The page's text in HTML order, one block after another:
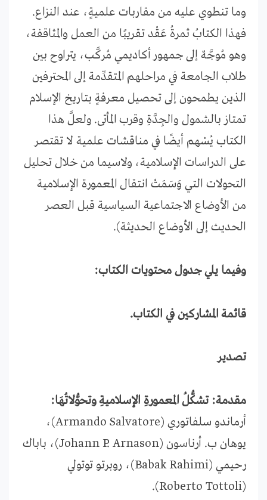
وما تنطوي عليه من مقاربات علميةٍ، عند النزاع.
فهذا الكتابُ ثمرةُ عَقْد تقريبًا من العمل والمثاقفة،
وهو مُوجَّهٌ إلى جمهور أكاديمي مُركَّب، يتراوح بين
طلاب الجامعة في مراحلهم المتقدِّمة إلى المحترفين
الذين يطمحون إلى تحصيل معرفةٍ بتاريخ الإسلام
تمتاز بالشمول والجِدَّةِ وقرب المأتى. ولعلَّ هذا
الكتاب يُسْهم أيضًا في مناقشات علمية لا تقتصر
على الدراسات الإسلامية، ولاسيما من خلال تحليل
التحولات التي وَسَمَتْ انتقال المعمورة الإسلامية
من الأوضاع الاجتماعية السياسية قبل العصر
الحديث إلى الأوضاع الحديثة).
وفيما يلي جدول محتويات الكتاب:
قائمة المشاركين في الكتاب.
تصدير
مقدمة: تشكُّلُ المعمورةِ الإسلاميةِ وتحوُّلاتُهَا:
أرماندو سلفاتوري (Armando Salvatore)،
يوهان ب. أرناسون (Johann P. Arnason)، باباك
رحيمي (Babak Rahimi)، روبرتو توتولي
(Roberto Tottoli).